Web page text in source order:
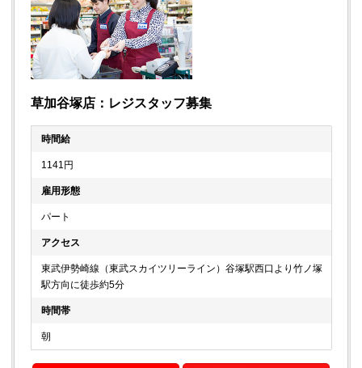
草加谷塚店：レジスタッフ募集
時間給
1141円
雇用形態
パート
アクセス
東武伊勢崎線（東武スカイツリーライン）谷塚駅西口より竹ノ塚
駅方向に徒歩約5分
時間帯
朝